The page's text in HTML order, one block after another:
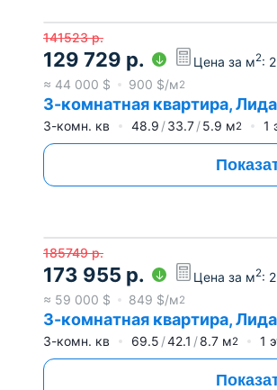
141523 р.
129 729 р. Цена за м2:
≈ 44 000 $ 900 $/м2
3-комнатная квартира,
3-комн. кв 48.9 33.7 5.9 м2 1
185749 р.
173 955 р. Цена за м2:
≈ 59 000 $ 849 $/м2
3-комнатная квартира,
3-комн. кв 69.5 42.1 8.7 м2 1